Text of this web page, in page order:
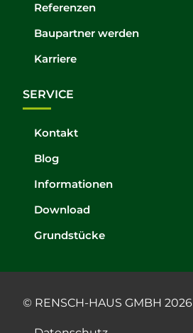
Referenzen
Baupartner werden
Karriere
SERVICE
Kontakt
Blog
Informationen
Download
Grundstücke
© RENSCH-HAUS GMBH 2026